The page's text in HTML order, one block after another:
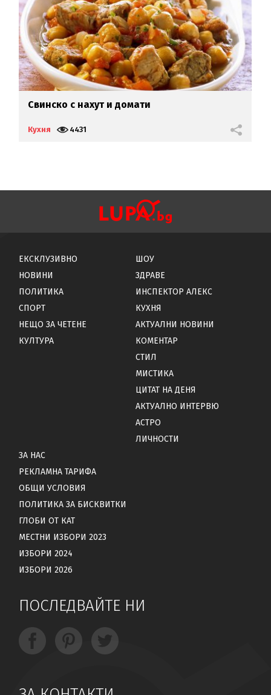
Свинско с нахут и домати
Кухня 4431
ЕКСКЛУЗИВНО
НОВИНИ
ПОЛИТИКА
СПОРТ
НЕЩО ЗА ЧЕТЕНЕ
КУЛТУРА
ШОУ
ЗДРАВЕ
ИНСПЕКТОР АЛЕКС
КУХНЯ
АКТУАЛНИ НОВИНИ
КОМЕНТАР
СТИЛ
МИСТИКА
ЦИТАТ НА ДЕНЯ
АКТУАЛНО ИНТЕРВЮ
АСТРО
ЛИЧНОСТИ
ЗА НАС
РЕКЛАМНА ТАРИФА
ОБЩИ УСЛОВИЯ
ПОЛИТИКА ЗА БИСКВИТКИ
ГЛОБИ ОТ КАТ
МЕСТНИ ИЗБОРИ 2023
ИЗБОРИ 2024
ИЗБОРИ 2026
ПОСЛЕДВАЙТЕ НИ